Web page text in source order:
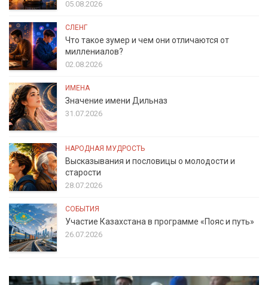
05.08.2026
СЛЕНГ
Что такое зумер и чем они отличаются от
миллениалов?
02.08.2026
ИМЕНА
Значение имени Дильназ
31.07.2026
НАРОДНАЯ МУДРОСТЬ
Высказывания и пословицы о молодости и
старости
28.07.2026
СОБЫТИЯ
Участие Казахстана в программе «Пояс и путь»
26.07.2026